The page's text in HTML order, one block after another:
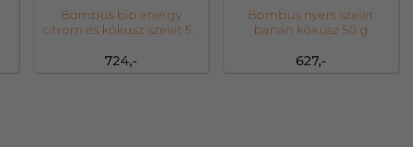
724,-
Bombus bio energy
citrom és kókusz szelet 50
627,-
Bombus nyers szelet
banán kókusz 50 g